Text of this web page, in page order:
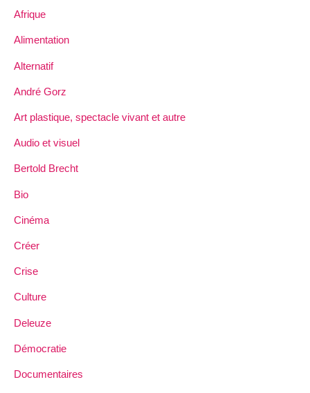
Afrique
Alimentation
Alternatif
André Gorz
Art plastique, spectacle vivant et autre
Audio et visuel
Bertold Brecht
Bio
Cinéma
Créer
Crise
Culture
Deleuze
Démocratie
Documentaires